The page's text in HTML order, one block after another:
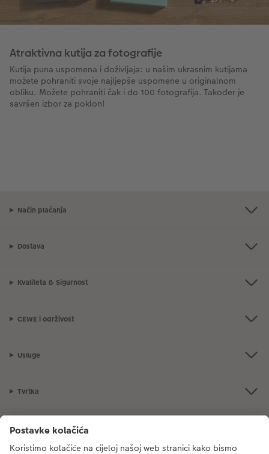
Atraktivna kutija za fotografije
Kutija puna uspomena i doživljaja: u našim ukrasnim kutijama
možete pohraniti svoje najljepše uspomene u originalnom
obliku. Možete pohraniti čak i do 100 fotografija. Također je
savršen izbor za poklon!
Način plaćanja
Dostava
Kvaliteta & Sigurnost
CEWE i održivost
Usluge
Tvrtka
Ponuda proizvoda